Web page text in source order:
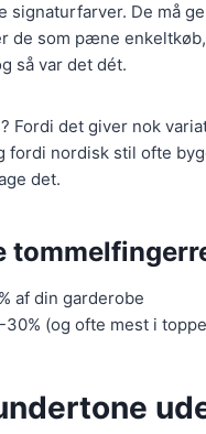
signaturfarver. De må
de som pæne
så var det dét.
Fordi det giver nok
fordi nordisk stil ofte
det.
af din garderobe
30% (og ofte mest i